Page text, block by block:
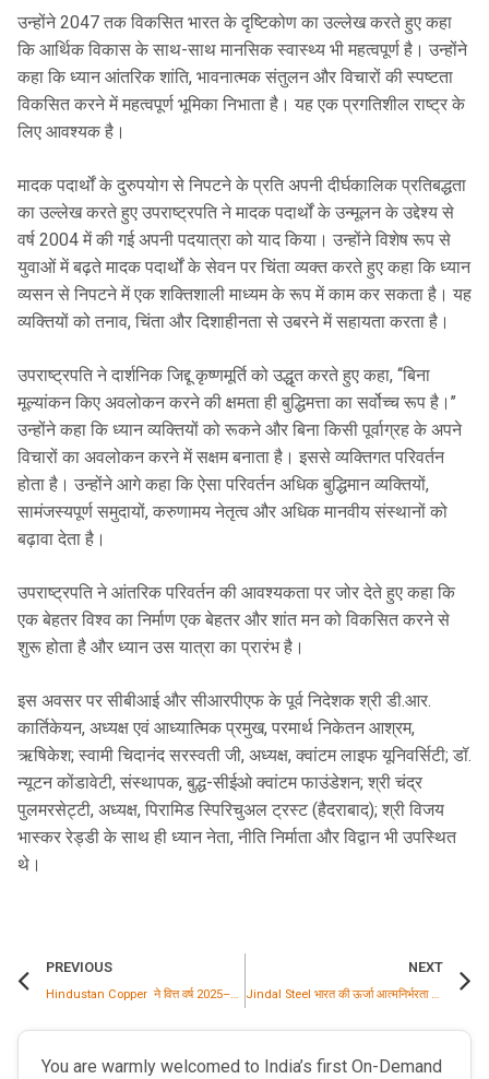
उन्होंने 2047 तक विकसित भारत के दृष्टिकोण का उल्‍लेख करते हुए कहा
कि आर्थिक विकास के साथ-साथ मानसिक स्वास्थ्य भी महत्वपूर्ण है। उन्होंने
कहा कि ध्यान आंतरिक शांति, भावनात्मक संतुलन और विचारों की स्पष्टता
विकसित करने में महत्वपूर्ण भूमिका निभाता है। यह एक प्रगतिशील राष्ट्र के
लिए आवश्यक है।
मादक पदार्थों के दुरुपयोग से निपटने के प्रति अपनी दीर्घकालिक प्रतिबद्धता
का उल्‍लेख करते हुए उपराष्ट्रपति ने मादक पदार्थों के उन्मूलन के उद्देश्य से
वर्ष 2004 में की गई अपनी पदयात्रा को याद किया। उन्होंने विशेष रूप से
युवाओं में बढ़ते मादक पदार्थों के सेवन पर चिंता व्यक्त करते हुए कहा कि ध्यान
व्यसन से निपटने में एक शक्तिशाली माध्‍यम के रूप में काम कर सकता है। यह
व्यक्तियों को तनाव, चिंता और दिशाहीनता से उबरने में सहायता करता है।
उपराष्ट्रपति ने दार्शनिक जिद्दू कृष्णमूर्ति को उद्धृत करते हुए कहा, ‘‘बिना
मूल्यांकन किए अवलोकन करने की क्षमता ही बुद्धिमत्ता का सर्वोच्च रूप है।’’
उन्होंने कहा कि ध्यान व्यक्तियों को रूकने और बिना किसी पूर्वाग्रह के अपने
विचारों का अवलोकन करने में सक्षम बनाता है। इससे व्यक्तिगत परिवर्तन
होता है। उन्होंने आगे कहा कि ऐसा परिवर्तन अधिक बुद्धिमान व्यक्तियों,
सामंजस्यपूर्ण समुदायों, करुणामय नेतृत्व और अधिक मानवीय संस्थानों को
बढ़ावा देता है।
उपराष्ट्रपति ने आंतरिक परिवर्तन की आवश्यकता पर जोर देते हुए कहा कि
एक बेहतर विश्‍व का निर्माण एक बेहतर और शांत मन को विकसित करने से
शुरू होता है और ध्यान उस यात्रा का प्रारंभ है।
इस अवसर पर सीबीआई और सीआरपीएफ के पूर्व निदेशक श्री डी.आर.
कार्तिकेयन, अध्यक्ष एवं आध्यात्मिक प्रमुख, परमार्थ निकेतन आश्रम,
ऋषिकेश; स्वामी चिदानंद सरस्वती जी, अध्यक्ष, क्वांटम लाइफ यूनिवर्सिटी; डॉ.
न्यूटन कोंडावेटी, संस्थापक, बुद्ध-सीईओ क्वांटम फाउंडेशन; श्री चंद्र
पुलमरसेट्टी, अध्यक्ष, पिरामिड स्पिरिचुअल ट्रस्ट (हैदराबाद); श्री विजय
भास्कर रेड्डी के साथ ही ध्यान नेता, नीति निर्माता और विद्वान भी उपस्थित
थे।
PREVIOUS
Hindustan Copper ने वित्त वर्ष 2025–26 में मजबूत परिचालन प्रदर्शन दर्ज किया
NEXT
Jindal Steel भारत की ऊर्जा आत्मनिर्भरता और सतत इस्पात उत्पादन के लिए कोयला गैसीकरण क्रांति का नेतृत्व कर रही है
You are warmly welcomed to India’s first On-Demand